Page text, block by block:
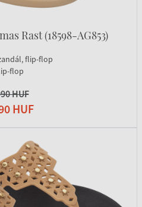
Rast (18598-AG853)
flip-flop
flop
HUF
HUF